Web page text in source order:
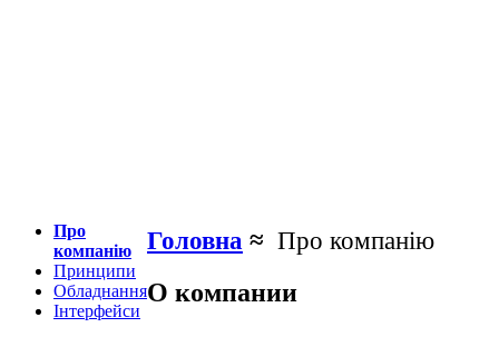
Про
компанію
Принципи
Обладнання
Інтерфейси
Головна ≈ Про компанію
О компании